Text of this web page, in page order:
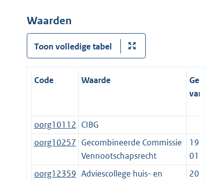
Waarden
Toon volledige tabel
Code Waarde
Geldig
vanaf
oorg10112 CIBG
oorg10257 Gecombineerde Commissie
Vennootschapsrecht
1997-
01-01
oorg12359 Adviescollege huis- en
2019-